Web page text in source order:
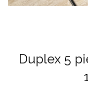
Duplex 5 pièce(s) 3 chambre(s)